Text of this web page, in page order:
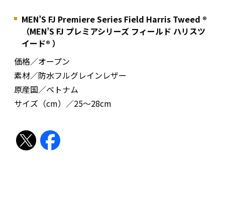
MEN’S FJ Premiere Series Field Harris Tweed ®
（MEN’S FJ プレミアシリーズ フィールド ハリスツ
イード® ）
価格／オープン
素材／防水フルグレインレザー
原産国／ベトナム
サイズ（cm）／25〜28cm